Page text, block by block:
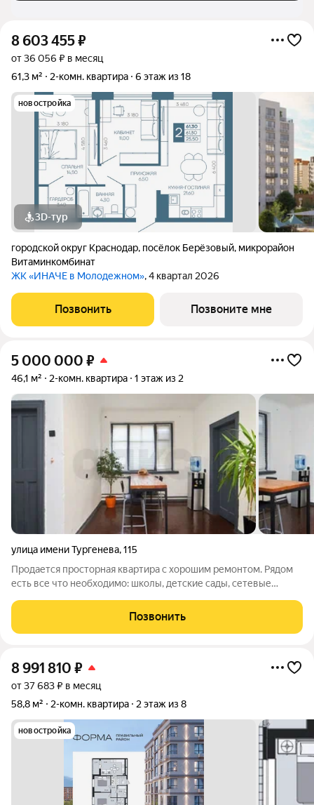
8 603 455₽
от 36 056 ₽ в месяц
61,3 м²
2-комн. квартира 6 этаж из 18
новостройка
3D-тур
городской округ Краснодар, посёлок Берёзовый, микрорайон
Витаминкомбинат
ЖК «ИНАЧЕ в Молодежном», 4 квартал 2026
Позвонить Позвоните мне
5 000 000 ₽
46,1 м² 2-комн. квартира 1 этаж из 2
улица имени Тургенева,115
Продается просторная квартира с хорошим ремонтом. Рядом
есть все что необходимо: школы, детские сады, сетевые
гипермаркет "Лента". Остановки общественного транспорта,
благодаря чему Вы легко доедете
Позвонить
8 991 810 ₽
от 37 683 ₽ в месяц
58,8 м²
2-комн. квартира 2 этаж из 8
новостройка